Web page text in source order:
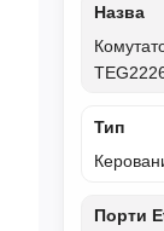
Назва
Тип
Порти